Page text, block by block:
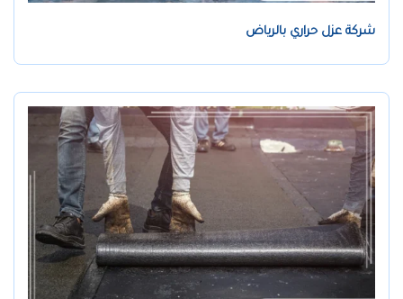
شركة عزل حراري بالرياض